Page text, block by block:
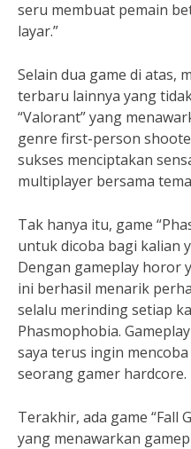
seru membuat pemain
layar.”
Selain dua game di atas,
terbaru lainnya yang
“Valorant” yang
genre first-person
sukses menciptakan
multiplayer bersama
Tak hanya itu, game
untuk dicoba bagi kalian
Dengan gameplay horor
ini berhasil menarik
selalu merinding setiap
Phasmophobia.
saya terus ingin
seorang gamer hardcore.
Terakhir, ada game “Fall
yang menawarkan